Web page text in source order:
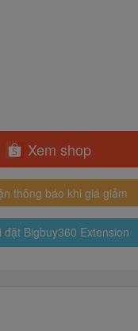
Xem shop
thông báo khi giá giảm
đặt Bigbuy360 Extension